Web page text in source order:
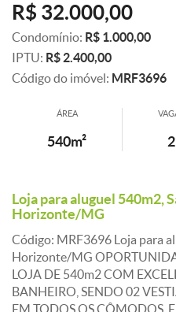
R$ 32.000,00
Condomínio: R$ 1.000,00
IPTU: R$ 2.400,00
Código do imóvel: MRF3696
ÁREA
540m² 2
Loja para aluguel 540m2,
Horizonte/MG
Código: MRF3696 Loja para
Horizonte/MG
LOJA DE 540m2 COM
BANHEIRO, SENDO 02
EM TODOS OS CÔMODOS,